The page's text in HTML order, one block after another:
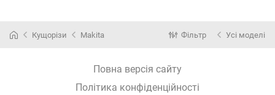
Кущорізи Makita Фільтр Усі моделі
Повна версія сайту
Політика конфіденційності